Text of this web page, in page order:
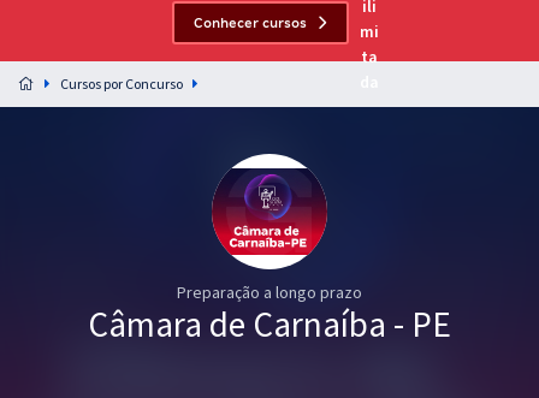
Preparação completa e intensiva para as principais
residências em saúde do Brasil
Graduação
Conhecer cursos
Cursos por Concurso
Preparação a longo prazo
Câmara de Carnaíba - PE